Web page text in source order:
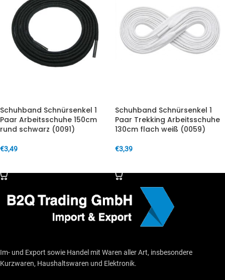
Schuhband Schnürsenkel 1
Paar Arbeitsschuhe 150cm
rund schwarz (0091)
€3,49
Schuhband Schnürsenkel 1
Paar Trekking Arbeitsschuhe
130cm flach weiß (0059)
€3,39
Im- und Export sowie Handel mit Waren aller Art, insbesondere
Kurzwaren, Haushaltswaren und Elektronik.